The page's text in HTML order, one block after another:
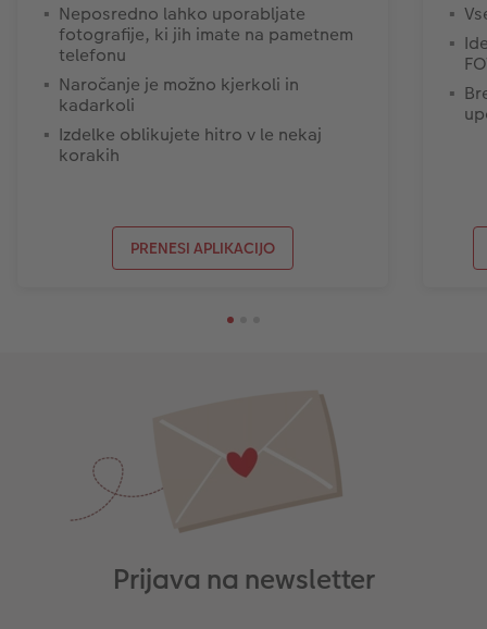
Neposredno lahko uporabljate
fotografije, ki jih imate na pametnem
telefonu
Naročanje je možno kjerkoli in
kadarkoli
Izdelke oblikujete hitro v le nekaj
korakih
PRENESI APLIKACIJO
Prijava na newsletter